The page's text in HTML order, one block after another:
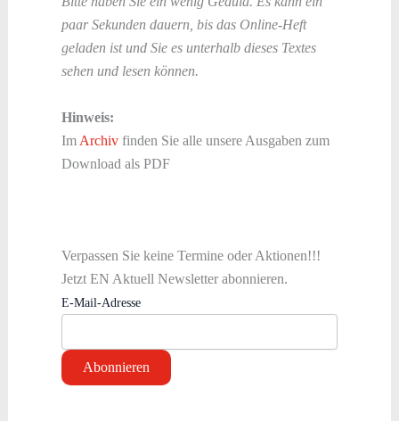
paar Sekunden dauern, bis das Online-Heft
geladen ist und Sie es unterhalb dieses Textes
sehen und lesen können.
Hinweis:
Im Archivfinden Sie alle unsere Ausgaben zum
Download als PDF
Verpassen Sie keine Termine oder Aktionen!!!
Jetzt EN Aktuell Newsletter abonnieren.
E-Mail-Adresse